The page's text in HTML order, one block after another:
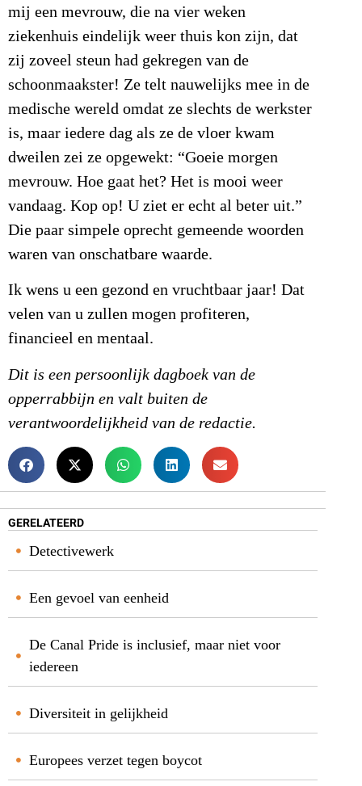
mij een mevrouw, die na vier weken
ziekenhuis eindelijk weer thuis kon zijn, dat
zij zoveel steun had gekregen van de
schoonmaakster! Ze telt nauwelijks mee in de
medische wereld omdat ze slechts de werkster
is, maar iedere dag als ze de vloer kwam
dweilen zei ze opgewekt: “Goeie morgen
mevrouw. Hoe gaat het? Het is mooi weer
vandaag. Kop op! U ziet er echt al beter uit.”
Die paar simpele oprecht gemeende woorden
waren van onschatbare waarde.
Ik wens u een gezond en vruchtbaar jaar! Dat
velen van u zullen mogen profiteren,
financieel en mentaal.
Dit is een persoonlijk dagboek van de
opperrabbijn en valt buiten de
verantwoordelijkheid van de redactie.
GERELATEERD
Detectivewerk
Een gevoel van eenheid
De Canal Pride is inclusief, maar niet voor
iedereen
Diversiteit in gelijkheid
Europees verzet tegen boycot